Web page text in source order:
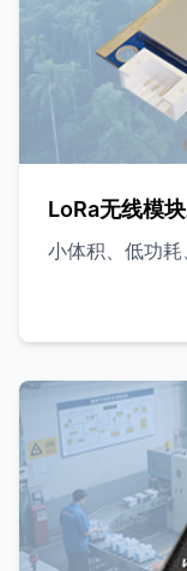
LoRa无线模
小体积、低功